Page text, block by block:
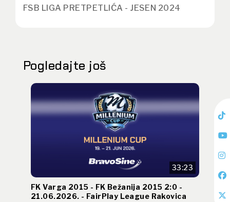
FSB LIGA PRETPETLIĆA - JESEN 2024
Pogledajte još
33:23
FK Varga 2015 - FK Bežanija 2015 2:0 -
21.06.2026. - FairPlay League Rakovica